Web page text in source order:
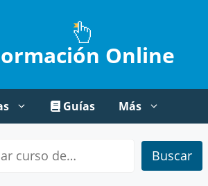
Online
Guías Más
Buscar